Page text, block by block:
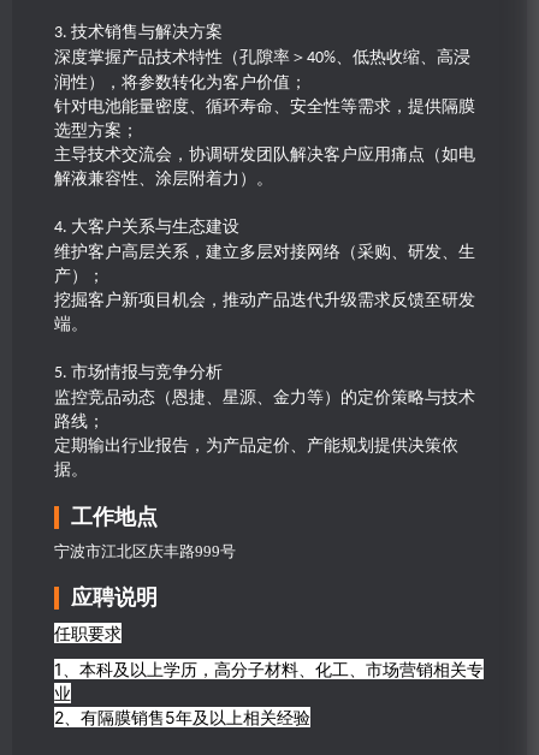
3. 技术销售与解决方案
深度掌握产品技术特性（孔隙率＞ 40%、低热收缩、高浸
润性），将参数转化为客户价值；
针对电池能量密度、循环寿命、安全性等需求，提供隔膜
选型方案；
主导技术交流会，协调研发团队解决客户应用痛点（如电
解液兼容性、涂层附着力）。
4. 大客户关系与生态建设
维护客户高层关系，建立多层对接网络（采购、研发、生
产）；
挖掘客户新项目机会，推动产品迭代升级需求反馈至研发
端。
5. 市场情报与竞争分析
监控竞品动态（恩捷、星源、金力等）的定价策略与技术
路线；
定期输出行业报告，为产品定价、产能规划提供决策依
据。
工作地点
宁波市江北区庆丰路999号
应聘说明
任职要求
1、本科及以上学历，高分子材料、化工、市场营销相关专
业
2、有隔膜销售5年及以上相关经验